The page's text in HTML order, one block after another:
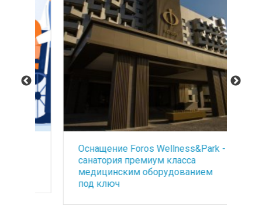
Оснащение Foros Wellness&Park -
санатория премиум класса
медицинским оборудованием
под ключ